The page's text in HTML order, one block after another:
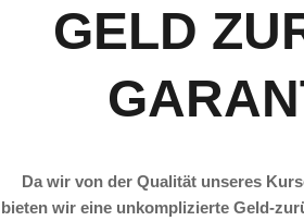
GELD
Da wir von der Qualität unseres
bieten wir eine unkomplizierte Geld-